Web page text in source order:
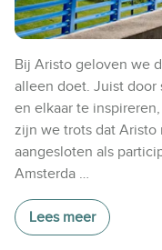
Bij Aristo geloven we
alleen doet. Juist door
en elkaar te
zijn we trots dat
aangesloten als
Amsterda …
Lees meer